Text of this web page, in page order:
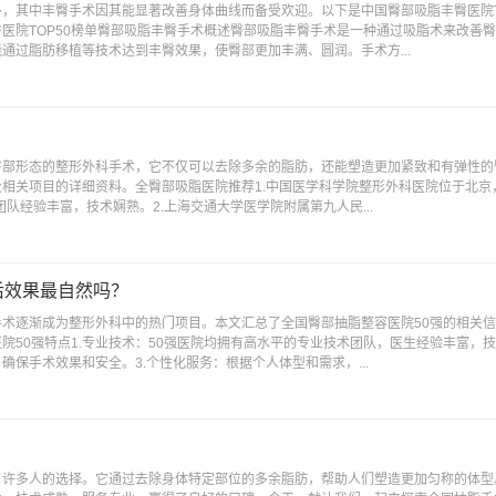
其中丰臀手术因其能显著改善身体曲线而备受欢迎。以下是中国臀部吸脂丰臀医
院TOP50榜单臀部吸脂丰臀手术概述臀部吸脂丰臀手术是一种通过吸脂术来改善
过脂肪移植等技术达到丰臀效果，使臀部更加丰满、圆润。手术方...
形态的整形外科手术，它不仅可以去除多余的脂肪，还能塑造更加紧致和有弹性
关项目的详细资料。全臀部吸脂医院推荐1.中国医学科学院整形外科医院位于北
经验丰富，技术娴熟。2.上海交通大学医学院附属第九人民...
果最自然吗？
逐渐成为整形外科中的热门项目。本文汇总了全国臀部抽脂整容医院50强的相关
50强特点1.专业技术：50强医院均拥有高水平的专业技术团队，医生经验丰富，
保手术效果和安全。3.个性化服务：根据个人体型和需求，...
多人的选择。它通过去除身体特定部位的多余脂肪，帮助人们塑造更加匀称的体